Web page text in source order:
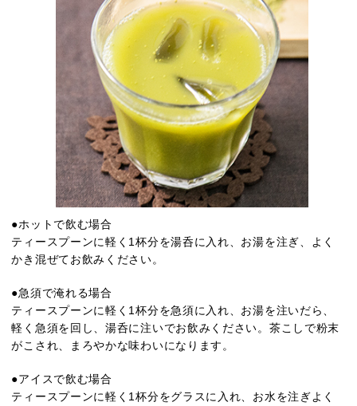
●ホットで飲む場合
ティースプーンに軽く1杯分を湯呑に入れ、お湯を注ぎ、よく
かき混ぜてお飲みください。
●急須で淹れる場合
ティースプーンに軽く1杯分を急須に入れ、お湯を注いだら、
軽く急須を回し、湯呑に注いでお飲みください。茶こしで粉末
がこされ、まろやかな味わいになります。
●アイスで飲む場合
ティースプーンに軽く1杯分をグラスに入れ、お水を注ぎよく